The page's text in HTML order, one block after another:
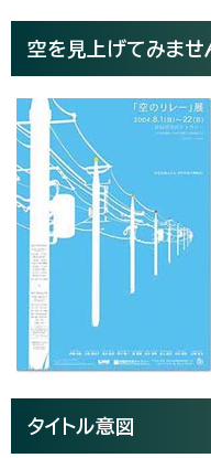
空を見上げてみませ
タイトル意図